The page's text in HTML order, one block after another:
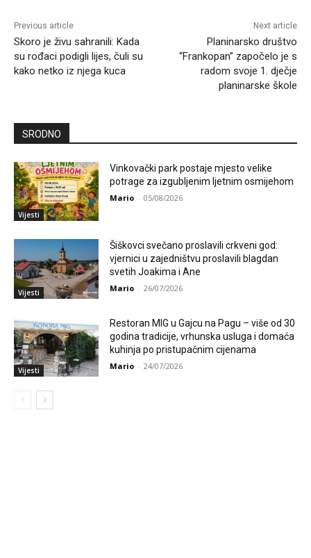
Previous article
Skoro je živu sahranili: Kada
su rođaci podigli lijes, čuli su
kako netko iz njega kuca
Next article
Planinarsko društvo
“Frankopan” započelo je s
radom svoje 1. dječje
planinarske škole
SRODNO
Vijesti
Vinkovački park postaje mjesto velike
potrage za izgubljenim ljetnim osmijehom
Mario - 05/08/2026
Vijesti
Šiškovci svečano proslavili crkveni god:
vjernici u zajedništvu proslavili blagdan
svetih Joakima i Ane
Mario - 26/07/2026
Vijesti
Restoran MIG u Gajcu na Pagu – više od 30
godina tradicije, vrhunska usluga i domaća
kuhinja po pristupačnim cijenama
Mario - 24/07/2026